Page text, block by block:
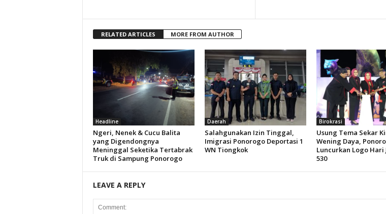
RELATED ARTICLES MORE FROM AUTHOR
Headline
Ngeri, Nenek & Cucu Balita
yang Digendongnya
Meninggal Seketika Tertabrak
Truk di Sampung Ponorogo
Daerah
Salahgunakan Izin Tinggal,
Imigrasi Ponorogo Deportasi 1
WN Tiongkok
Birokrasi
Usung Tema Sekar
Wening Daya,
Luncurkan Logo Hari
530
LEAVE A REPLY